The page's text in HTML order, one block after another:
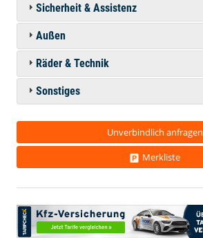
Sicherheit & Assistenz
Außen
Räder & Technik
Sonstiges
Unverbindlich anfragen
Merkliste